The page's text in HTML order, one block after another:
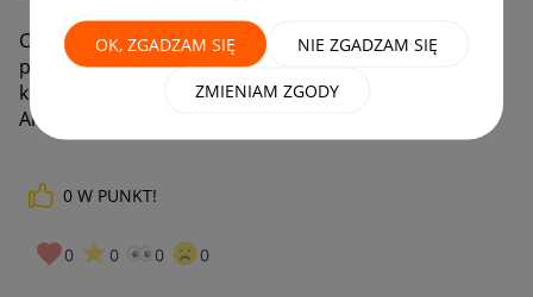
OK, ZGADZAM SIĘ NIE ZGADZAM SIĘ
ZMIENIAM ZGODY
Cześć, dostałem propozycję otrzymania darmowego
prezentu w zamian za usunięcie negatywnego
komentarza. Czy taka praktyka jest zgodna z polityką
Allegro?
0 W PUNKT!
0 0 0 0